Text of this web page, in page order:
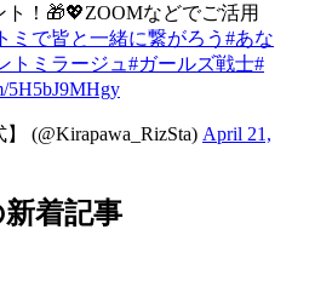
！🎁💖ZOOMなどでご活用
ミで皆と一緒に繋がろう #あな
トミラージュ #ガールズ戦士#
5H5bJ9MHgy
(@Kirapawa_RizSta) April 21,
着記事